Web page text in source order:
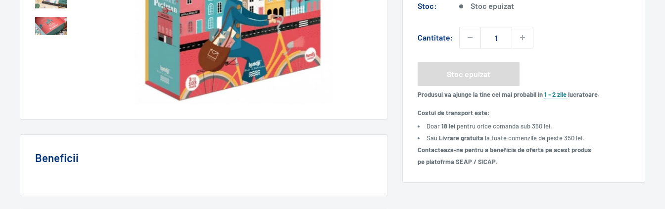
Stoc: Stoc epuizat
Cantitate:
Stoc epuizat
Produsul va ajunge la tine cel mai probabil in1 - 2 zilelucratoare.
Costul de transport este:
Doar18 lei pentru orice comanda sub 350 lei.
SauLivrare gratuita la toate comenzile de peste 350 lei.
Contacteaza-ne pentru a beneficia de oferta pe acest produs
pe platofrma SEAP / SICAP.
Beneficii